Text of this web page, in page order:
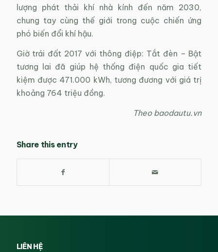
lượng phát thải khí nhà kính đến năm 2030,
chung tay cùng thế giới trong cuộc chiến ứng
phó biến đổi khí hậu.
Giờ trái đất 2017 với thông điệp: Tắt đèn – Bật
tương lai đã giúp hệ thống điện quốc gia tiết
kiệm được 471.000 kWh, tương đương với giá trị
khoảng 764 triệu đồng.
Theo baodautu.vn
Share this entry
LIÊN HỆ